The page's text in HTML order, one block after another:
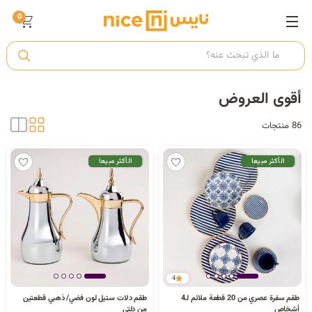
أ
0
أقوى العروض
86 منتجات
الأكثر مبيعا
4
طقم سفرة عصري من 20 قطعة ملائم لـ4
الأكثر مبيعا
طقم دلات ستيل لون فضي/ ذهبي قطعتين